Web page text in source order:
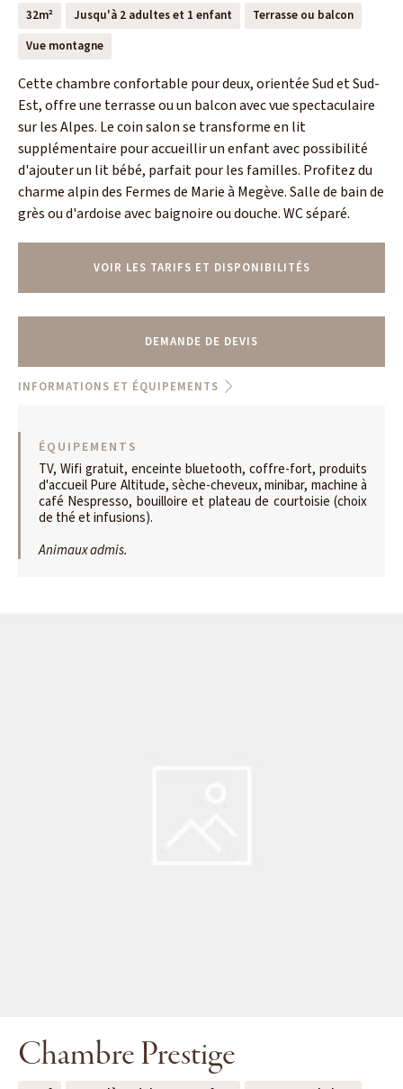
32m² Jusqu'à 2 adultes et 1 enfant
Terrasse ou balcon
Vue montagne
Cette chambre confortable pour deux, orientée Sud et Sud-
Est, offre une terrasse ou un balcon avec vue spectaculaire
sur les Alpes. Le coin salon se transforme en lit
supplémentaire pour accueillir un enfant avec possibilité
d'ajouter un lit bébé, parfait pour les familles. Profitez du
charme alpin des Fermes de Marie à Megève. Salle de bain de
grès ou d'ardoise avec baignoire ou douche. WC séparé.
VOIR LES TARIFS ET DISPONIBILITÉS
DEMANDE DE DEVIS
INFORMATIONS ET ÉQUIPEMENTS
ÉQUIPEMENTS
TV, Wifi gratuit, enceinte bluetooth, coffre-fort, produits
d'accueil Pure Altitude, sèche-cheveux, minibar, machine à
café Nespresso, bouilloire et plateau de courtoisie (choix
de thé et infusions).
Animaux admis.
Chambre Prestige